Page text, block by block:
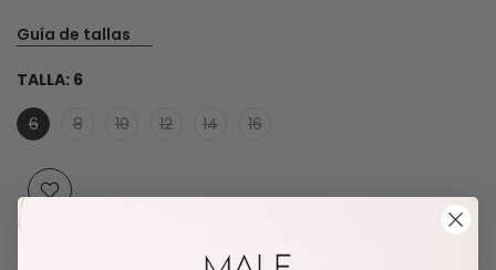
Guía de tallas
TALLA: 6
6
8 10 12 14 16
AGOTADO